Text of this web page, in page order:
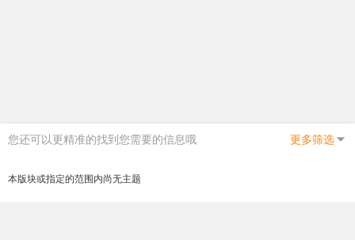
您还可以更精准的找到您需要的信息哦 更多筛选
本版块或指定的范围内尚无主题